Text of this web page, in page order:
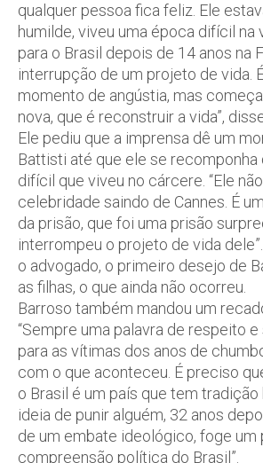
qualquer pessoa fica feliz. Ele
humilde, viveu uma época difícil na
para o Brasil depois de 14 anos na
interrupção de um projeto de vida.
momento de angústia, mas
nova, que é reconstruir a vida”,
Ele pediu que a imprensa dê um
Battisti até que ele se
difícil que viveu no cárcere. “Ele
celebridade saindo de Cannes. É
da prisão, que foi uma prisão
interrompeu o projeto de vida
o advogado, o primeiro desejo de
as filhas, o que ainda não ocorreu.
Barroso também mandou um
“Sempre uma palavra de respeito
para as vítimas dos anos de
com o que aconteceu. É preciso
o Brasil é um país que tem tradição
ideia de punir alguém, 32 anos
de um embate ideológico, foge um
compreensão política do Brasil”.